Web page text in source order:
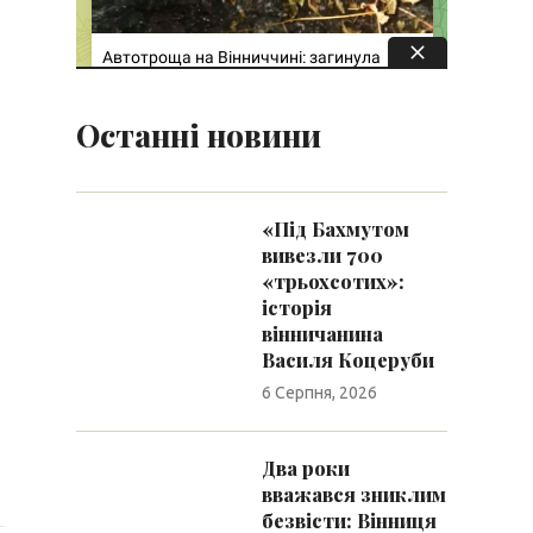
Останні новини
«Під Бахмутом
вивезли 700
«трьохсотих»:
історія
вінничанина
Василя Коцеруби
6 Серпня, 2026
Два роки
вважався зниклим
безвісти: Вінниця